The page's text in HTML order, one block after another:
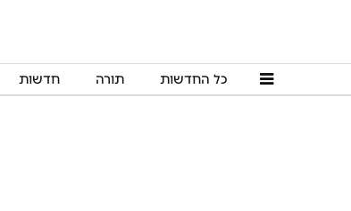
כל החדשות תורה חדשות